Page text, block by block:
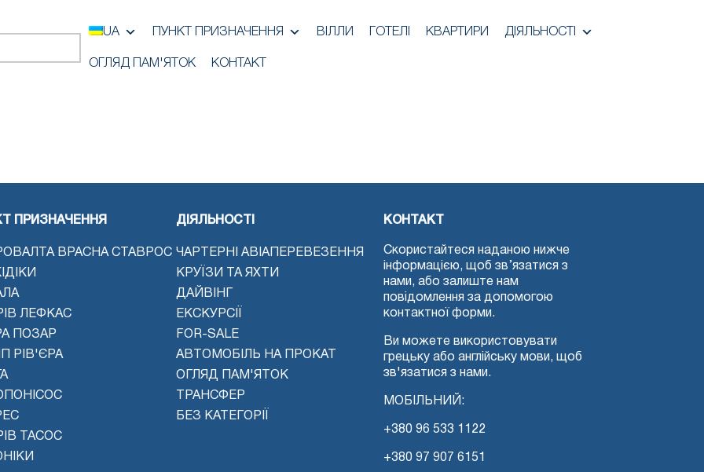
UA ПУНКТ ПРИЗНАЧЕННЯ ВІЛЛИ ГОТЕЛІ КВАРТИРИ ДІЯЛЬНОСТІ
ОГЛЯД ПАМ'ЯТОК КОНТАКТ
ПРИЗНАЧЕННЯ
ВРАСНА СТАВРОС
ЛЕФКАС
ПОЗАР
РІВ'ЄРА
ТАСОС
ДІЯЛЬНОСТІ
ЧАРТЕРНІ АВІАПЕРЕВЕЗЕННЯ
КРУЇЗИ ТА ЯХТИ
ДАЙВІНГ
ЕКСКУРСІЇ
FOR-SALE
АВТОМОБІЛЬ НА ПРОКАТ
ОГЛЯД ПАМ'ЯТОК
ТРАНСФЕР
БЕЗ КАТЕГОРІЇ
КОНТАКТ
Скористайтеся наданою нижче
інформацією, щоб зв’язатися з
нами, або залиште нам
повідомлення за допомогою
контактної форми.
Ви можете використовувати
грецьку або англійську мови, щоб
зв'язатися з нами.
МОБІЛЬНИЙ:
+380 96 533 1122
+380 97 907 6151